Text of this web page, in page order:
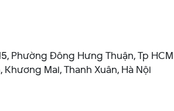
Phường Đông Hưng Thuận, Tp HCM
Khương Mai, Thanh Xuân, Hà Nội